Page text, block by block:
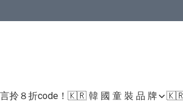
拎８折code！ 🇰🇷 韓 國 童 裝 品 牌 🇰🇷